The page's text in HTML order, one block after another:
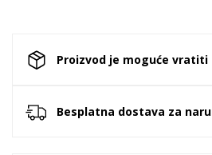
Proizvod je moguće vratiti
Besplatna dostava za